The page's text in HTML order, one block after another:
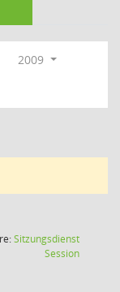
2009
Sitzungsdienst
Session(Wird in